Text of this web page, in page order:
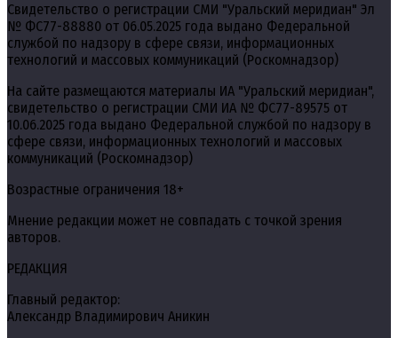
Свидетельство о регистрации СМИ "Уральский меридиан" Эл
№ ФС77-88880 от 06.05.2025 года выдано Федеральной
службой по надзору в сфере связи, информационных
технологий и массовых коммуникаций (Роскомнадзор)
На сайте размещаются материалы ИА "Уральский меридиан",
свидетельство о регистрации СМИ ИА № ФС77-89575 от
10.06.2025 года выдано Федеральной службой по надзору в
сфере связи, информационных технологий и массовых
коммуникаций (Роскомнадзор)
Возрастные ограничения 18+
Мнение редакции может не совпадать с точкой зрения
авторов.
РЕДАКЦИЯ
Главный редактор:
Александр Владимирович Аникин